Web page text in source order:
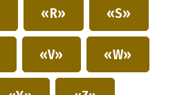
«R» «S»
«V» «W»